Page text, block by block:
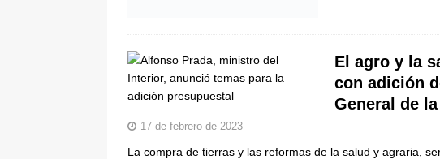
pone bajo la lupa a nuevo proveedor vinculado al
El agro y la
con adición
General de
17 de febrero de 2023
La compra de tierras y las reformas de la salud y agraria,